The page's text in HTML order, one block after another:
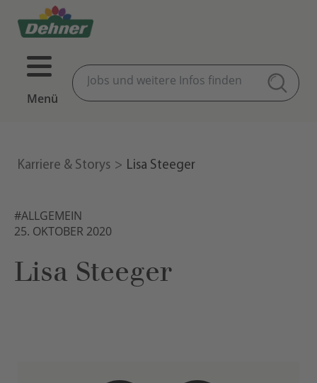
Menü
Karriere & Storys Lisa Steeger
#ALLGEMEIN
25. OKTOBER 2020
Lisa Steeger